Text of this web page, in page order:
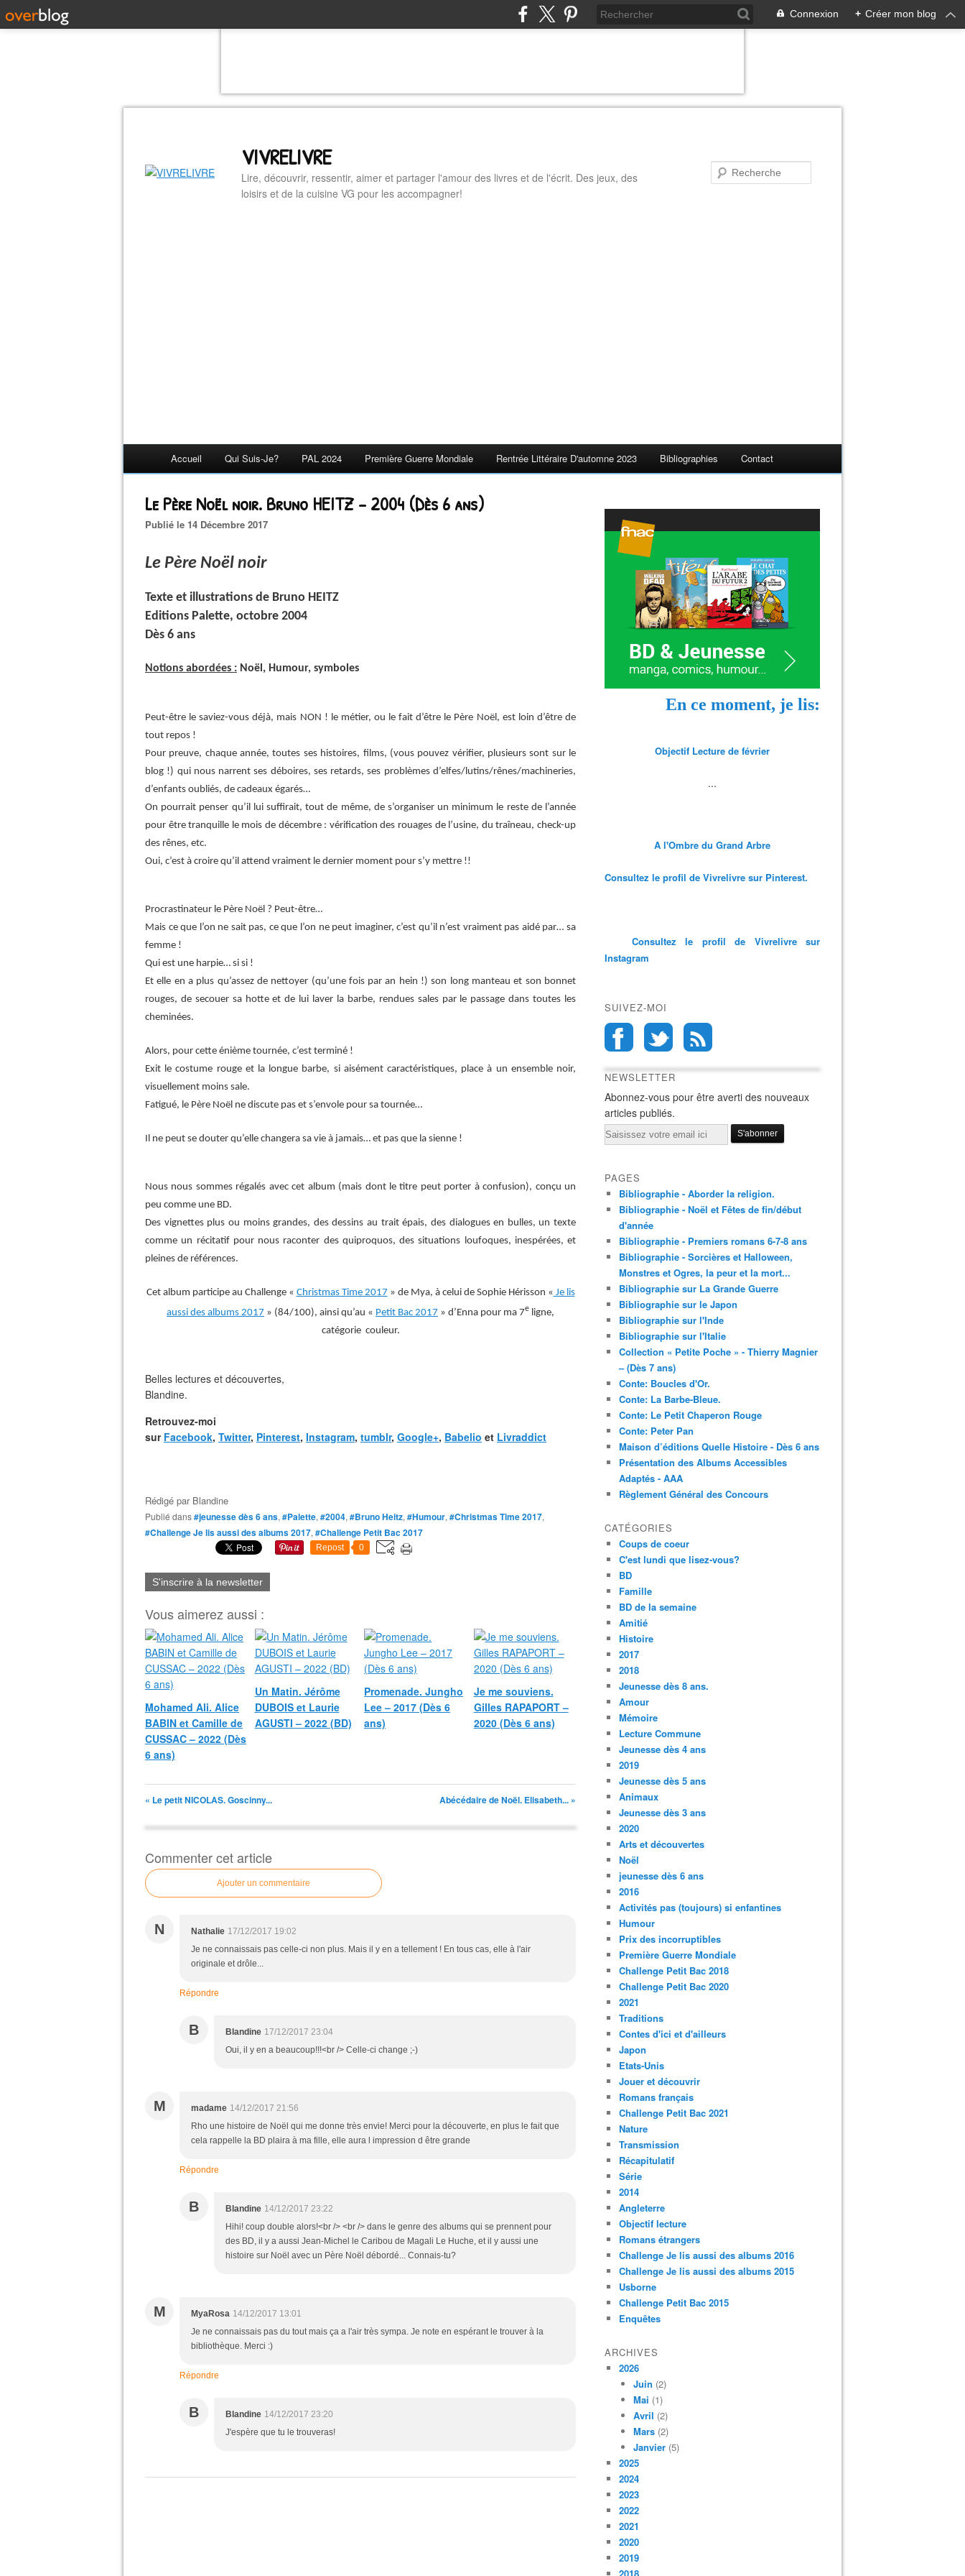
Connexion + Créer mon blog
VIVRELIVRE
Lire, découvrir, ressentir, aimer et partager l'amour des livres et de l'écrit. Des jeux, des
loisirs et de la cuisine VG pour les accompagner!
Accueil Qui Suis-Je? PAL 2024 Première Guerre Mondiale Rentrée Littéraire D'automne 2023 Bibliographies Contact
Le Père Noël noir. Bruno HEITZ – 2004 (Dès 6 ans)
Publié le 14 Décembre 2017
Le Père Noël noir
Texte et illustrations de Bruno HEITZ
Editions Palette, octobre 2004
Dès 6 ans
Notions abordées : Noël, Humour, symboles
Peut-être le saviez-vous déjà, mais NON ! le métier, ou le fait d’être le Père Noël, est loin d’être de
tout repos !
Pour preuve, chaque année, toutes ses histoires, films, (vous pouvez vérifier, plusieurs sont sur le
blog !) qui nous narrent ses déboires, ses retards, ses problèmes d’elfes/lutins/rênes/machineries,
d’enfants oubliés, de cadeaux égarés…
On pourrait penser qu’il lui suffirait, tout de même, de s’organiser un minimum le reste de l’année
pour être tranquille le mois de décembre : vérification des rouages de l’usine, du traîneau, check-up
des rênes, etc.
Oui, c’est à croire qu’il attend vraiment le dernier moment pour s’y mettre !!
Procrastinateur le Père Noël ? Peut-être…
Mais ce que l’on ne sait pas, ce que l’on ne peut imaginer, c’est qu’il n’est vraiment pas aidé par… sa
femme !
Qui est une harpie… si si !
Et elle en a plus qu’assez de nettoyer (qu’une fois par an hein !) son long manteau et son bonnet
rouges, de secouer sa hotte et de lui laver la barbe, rendues sales par le passage dans toutes les
cheminées.
Alors, pour cette énième tournée, c’est terminé !
Exit le costume rouge et la longue barbe, si aisément caractéristiques, place à un ensemble noir,
visuellement moins sale.
Fatigué, le Père Noël ne discute pas et s’envole pour sa tournée…
Il ne peut se douter qu’elle changera sa vie à jamais… et pas que la sienne !
Nous nous sommes régalés avec cet album (mais dont le titre peut porter à confusion), conçu un
peu comme une BD.
Des vignettes plus ou moins grandes, des dessins au trait épais, des dialogues en bulles, un texte
comme un récitatif pour nous raconter des quiproquos, des situations loufoques, inespérées, et
pleines de références.
Cet album participe au Challenge « Christmas Time 2017 » de Mya, à celui de Sophie Hérisson « Je lis
aussi des albums 2017 » (84/100), ainsi qu’au « Petit Bac 2017 » d’Enna pour ma 7e ligne,
catégorie couleur.
Belles lectures et découvertes,
Blandine.
Retrouvez-moi
sur Facebook, Twitter, Pinterest, Instagram, tumblr, Google+, Babelio et Livraddict
Rédigé par Blandine
Publié dans#jeunesse dès 6 ans, #Palette, #2004, #Bruno Heitz, #Humour, #Christmas Time 2017,
#Challenge Je lis aussi des albums 2017, #Challenge Petit Bac 2017
Repost 0
S'inscrire à la newsletter
Vous aimerez aussi :
Mohamed Ali. Alice
BABIN et Camille de
CUSSAC – 2022 (Dès
6 ans)
Un Matin. Jérôme
DUBOIS et Laurie
AGUSTI – 2022 (BD)
Promenade. Jungho
Lee – 2017 (Dès 6
ans)
Je me souviens.
Gilles RAPAPORT –
2020 (Dès 6 ans)
« Le petit NICOLAS. Goscinny... Abécédaire de Noël. Elisabeth... »
Commenter cet article
Ajouter un commentaire
N Nathalie 17/12/2017 19:02
Je ne connaissais pas celle-ci non plus. Mais il y en a tellement ! En tous cas, elle à l'air
originale et drôle...
Répondre
B Blandine 17/12/2017 23:04
Oui, il y en a beaucoup!!!<br /> Celle-ci change ;-)
M madame 14/12/2017 21:56
Rho une histoire de Noël qui me donne très envie! Merci pour la découverte, en plus le fait que
cela rappelle la BD plaira à ma fille, elle aura l impression d être grande
Répondre
B Blandine 14/12/2017 23:22
Hihi! coup double alors!<br /> <br /> dans le genre des albums qui se prennent pour
des BD, il y a aussi Jean-Michel le Caribou de Magali Le Huche, et il y aussi une
histoire sur Noël avec un Père Noël débordé... Connais-tu?
M MyaRosa 14/12/2017 13:01
Je ne connaissais pas du tout mais ça a l'air très sympa. Je note en espérant le trouver à la
bibliothèque. Merci :)
Répondre
B Blandine 14/12/2017 23:20
J'espère que tu le trouveras!
En ce moment, je lis:
Objectif Lecture de février
...
A l'Ombre du Grand Arbre
Consultez le profil de Vivrelivre sur Pinterest.
Consultez le profil de Vivrelivre sur
Instagram
SUIVEZ-MOI
NEWSLETTER
Abonnez-vous pour être averti des nouveaux
articles publiés.
Email
PAGES
Bibliographie - Aborder la religion.
Bibliographie - Noël et Fêtes de fin/début
d'année
Bibliographie - Premiers romans 6-7-8 ans
Bibliographie - Sorcières et Halloween,
Monstres et Ogres, la peur et la mort...
Bibliographie sur La Grande Guerre
Bibliographie sur le Japon
Bibliographie sur l'Inde
Bibliographie sur l'Italie
Collection « Petite Poche » - Thierry Magnier
– (Dès 7 ans)
Conte: Boucles d'Or.
Conte: La Barbe-Bleue.
Conte: Le Petit Chaperon Rouge
Conte: Peter Pan
Maison d’éditions Quelle Histoire - Dès 6 ans
Présentation des Albums Accessibles
Adaptés - AAA
Règlement Général des Concours
CATÉGORIES
Coups de coeur
C'est lundi que lisez-vous?
BD
Famille
BD de la semaine
Amitié
Histoire
2017
2018
Jeunesse dès 8 ans.
Amour
Mémoire
Lecture Commune
Jeunesse dès 4 ans
2019
Jeunesse dès 5 ans
Animaux
Jeunesse dès 3 ans
2020
Arts et découvertes
Noël
jeunesse dès 6 ans
2016
Activités pas (toujours) si enfantines
Humour
Prix des incorruptibles
Première Guerre Mondiale
Challenge Petit Bac 2018
Challenge Petit Bac 2020
2021
Traditions
Contes d'ici et d'ailleurs
Japon
Etats-Unis
Jouer et découvrir
Romans français
Challenge Petit Bac 2021
Nature
Transmission
Récapitulatif
Série
2014
Angleterre
Objectif lecture
Romans étrangers
Challenge Je lis aussi des albums 2016
Challenge Je lis aussi des albums 2015
Usborne
Challenge Petit Bac 2015
Enquêtes
ARCHIVES
2026
Juin (2)
Mai (1)
Avril (2)
Mars (2)
Janvier (5)
2025
2024
2023
2022
2021
2020
2019